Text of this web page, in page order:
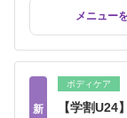
メニュー
新
ボディケア
【学割